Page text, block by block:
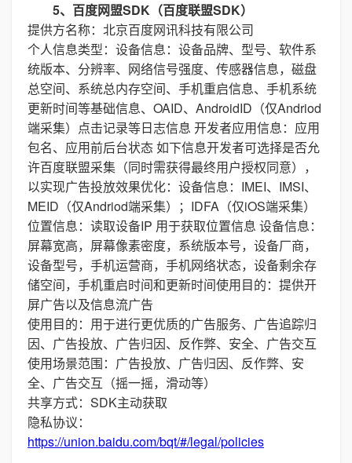
5、百度网盟SDK（百度联盟SDK）
提供方名称：北京百度网讯科技有限公司
个人信息类型：设备信息：设备品牌、型号、软件系
统版本、分辨率、网络信号强度、传感器信息，磁盘
总空间、系统总内存空间、手机重启信息、手机系统
更新时间等基础信息、OAID、AndroidID（仅Andriod
端采集）点击记录等日志信息 开发者应用信息：应用
包名、应用前后台状态 如下信息开发者可选择是否允
许百度联盟采集（同时需获得最终用户授权同意），
以实现广告投放效果优化：设备信息：IMEI、IMSI、
MEID（仅Andriod端采集）；IDFA（仅iOS端采集）
位置信息：读取设备IP 用于获取位置信息 设备信息：
屏幕宽高，屏幕像素密度，系统版本号，设备厂商，
设备型号，手机运营商，手机网络状态，设备剩余存
储空间，手机重启时间和更新时间使用目的：提供开
屏广告以及信息流广告
使用目的：用于进行更优质的广告服务、广告追踪归
因、广告投放、广告归因、反作弊、安全、广告交互
使用场景范围：广告投放、广告归因、反作弊、安
全、广告交互（摇一摇，滑动等）
共享方式：SDK主动获取
隐私协议：
https://union.baidu.com/bqt/#/legal/policies